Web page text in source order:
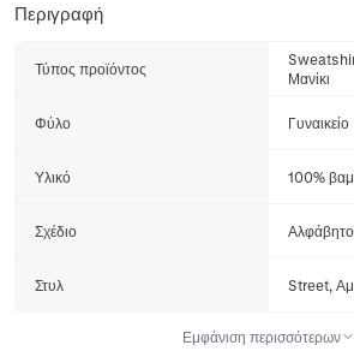
Περιγραφή
Τύπος προϊόντος
Μανίκι
Φύλο Γυναικείο
Υλικό 100%
Σχέδιο
Στυλ Street,
Εμφάνιση περισσότερων